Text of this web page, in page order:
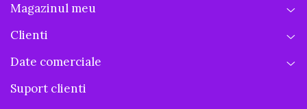
Magazinul meu
Clienti
Date comerciale
Suport clienti